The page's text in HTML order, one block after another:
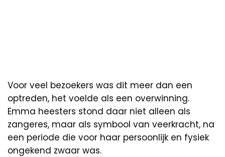
Voor veel bezoekers was dit meer dan een
optreden, het voelde als een overwinning.
Emma heesters stond daar niet alleen als
zangeres, maar als symbool van veerkracht, na
een periode die voor haar persoonlijk en fysiek
ongekend zwaar was.